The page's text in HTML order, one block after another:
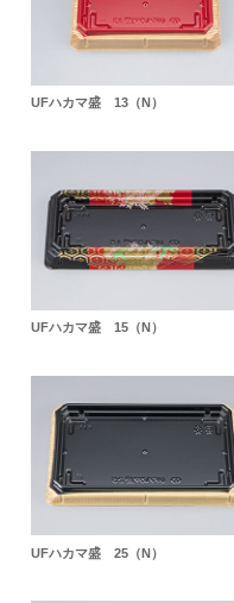
UFハカマ盛 13（N）
UFハカマ盛 15（N）
UFハカマ盛 25（N）